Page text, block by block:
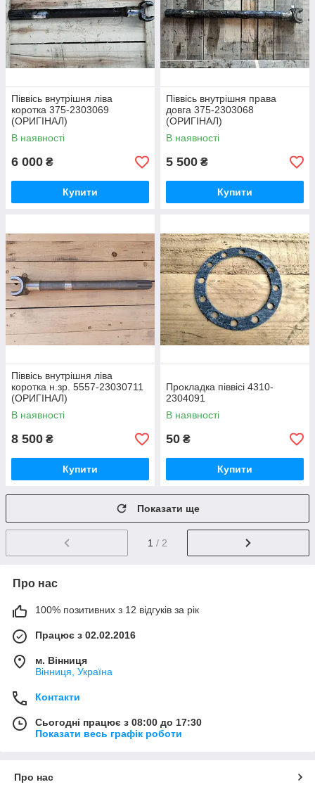
Піввісь внутрішня ліва
коротка 375-2303069
(ОРИГІНАЛ)
В наявності
6 000 ₴
Купити
Піввісь внутрішня права
довга 375-2303068
(ОРИГІНАЛ)
В наявності
5 500 ₴
Купити
Піввісь внутрішня ліва
коротка н.зр. 5557-23030711
(ОРИГІНАЛ)
В наявності
8 500 ₴
Купити
Прокладка піввісі 4310-
2304091
В наявності
50 ₴
Купити
Показати ще
1 / 2
Про нас
100% позитивних з 12 відгуків за рік
Працює з 02.02.2016
м. Вінниця
Вінниця, Україна
Контакти
Сьогодні працює з 08:00 до 17:30
Показати весь графік роботи
Про нас